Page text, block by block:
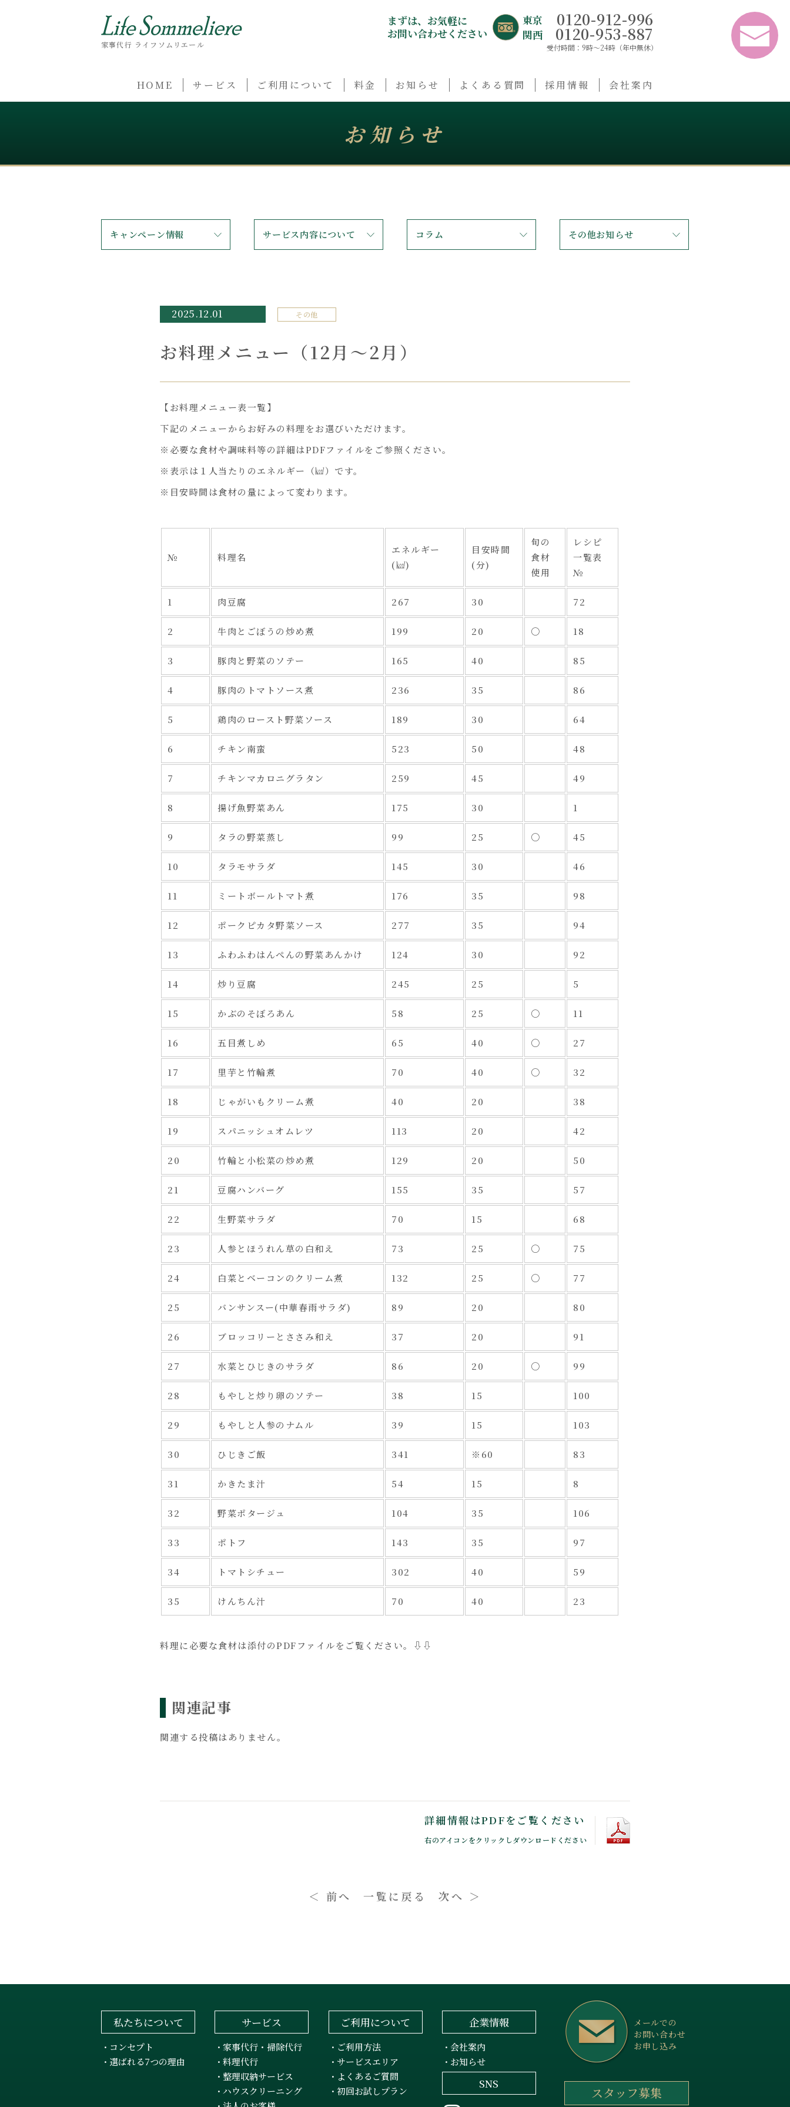
家事代行 ライフソムリエール
まずは、お気軽に
お問い合わせください
東京 0120-912-996
関西 0120-953-887
受付時間：9時〜24時（年中無休）
HOME サービス ご利用について 料金 お知らせ よくある質問 採用情報 会社案内
お知らせ
キャンペーン情報 サービス内容について コラム その他お知らせ
2025.12.01 その他
お料理メニュー（12月～2月）
【お料理メニュー表一覧】
下記のメニューからお好みの料理をお選びいただけます。
※必要な食材や調味料等の詳細はPDFファイルをご参照ください。
※表示は１人当たりのエネルギー（㎉）です。
※目安時間は食材の量によって変わります。
№ 料理名
エネルギー
(㎉)
目安時間
(分)
旬の
食材
使用
レシピ
一覧表
№
1 肉豆腐 267 30 72
2 牛肉とごぼうの炒め煮 199 20 〇 18
3 豚肉と野菜のソテー 165 40 85
4 豚肉のトマトソース煮 236 35 86
5 鶏肉のロースト野菜ソース 189 30 64
6 チキン南蛮 523 50 48
7 チキンマカロニグラタン 259 45 49
8 揚げ魚野菜あん 175 30 1
9 タラの野菜蒸し 99 25 〇 45
10 タラモサラダ 145 30 46
11 ミートボールトマト煮 176 35 98
12 ポークピカタ野菜ソース 277 35 94
13 ふわふわはんぺんの野菜あんかけ 124 30 92
14 炒り豆腐 245 25 5
15 かぶのそぼろあん 58 25 〇 11
16 五目煮しめ 65 40 〇 27
17 里芋と竹輪煮 70 40 〇 32
18 じゃがいもクリーム煮 40 20 38
19 スパニッシュオムレツ 113 20 42
20 竹輪と小松菜の炒め煮 129 20 50
21 豆腐ハンバーグ 155 35 57
22 生野菜サラダ 70 15 68
23 人参とほうれん草の白和え 73 25 〇 75
24 白菜とベーコンのクリーム煮 132 25 〇 77
25 バンサンスー(中華春雨サラダ) 89 20 80
26 ブロッコリーとささみ和え 37 20 91
27 水菜とひじきのサラダ 86 20 〇 99
28 もやしと炒り卵のソテー 38 15 100
29 もやしと人参のナムル 39 15 103
30 ひじきご飯 341 ※60 83
31 かきたま汁 54 15 8
32 野菜ポタージュ 104 35 106
33 ポトフ 143 35 97
34 トマトシチュー 302 40 59
35 けんちん汁 70 40 23
料理に必要な食材は添付のPDFファイルをご覧ください。⇩⇩
関連記事
関連する投稿はありません。
詳細情報はPDFをご覧ください
右のアイコンをクリックしダウンロードください
＜ 前へ 一覧に戻る 次へ ＞
私たちについて
・ コンセプト
・ 選ばれる7つの理由
サービス
・家事代行・掃除代行
・料理代行
・整理収納サービス
・ハウスクリーニング
ご利用について
・ ご利用方法
・ サービスエリア
・ よくあるご質問
・ 初回お試しプラン
企業情報
・ 会社案内
・ お知らせ
SNS
メールでの
お問い合わせ
お申し込み
スタッフ募集